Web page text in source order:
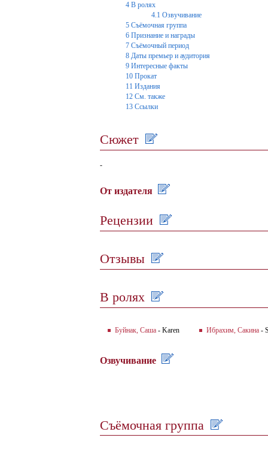
4 В ролях
4.1 Озвучивание
5 Съёмочная группа
6 Признание и награды
7 Съёмочный период
8 Даты премьер и аудитория
9 Интересные факты
10 Прокат
11 Издания
12 См. также
13 Ссылки
Сюжет
-
От издателя
Рецензии
Отзывы
В ролях
Буйнак, Саша - Karen Ибрахим, Сакина -
Озвучивание
Съёмочная группа